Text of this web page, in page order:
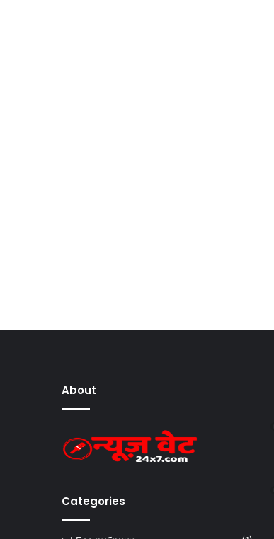
About
Categories